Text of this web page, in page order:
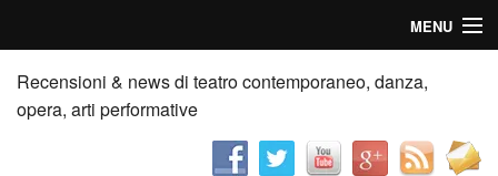
MENU
Home
Recensioni
Recensioni & news di teatro contemporaneo, danza,
opera, arti performative